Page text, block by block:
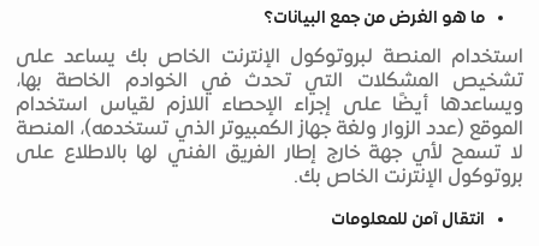
ما هو الغرض من جمع البيانات؟
استخدام المنصة لبروتوكول الإنترنت الخاص بك يساعد على
تشخيص المشكلات التي تحدث في الخوادم الخاصة بها،
ويساعدها أيضًا على إجراء الإحصاء اللازم لقياس استخدام
الموقع (عدد الزوار ولغة جهاز الكمبيوتر الذي تستخدمه)، المنصة
لا تسمح لأي جهة خارج إطار الفريق الفني لها بالاطلاع على
بروتوكول الإنترنت الخاص بك.
انتقال آمن للمعلومات